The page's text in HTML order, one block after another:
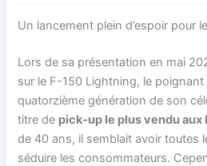
Un lancement plein d’espoir pour
Lors de sa présentation en mai
sur le F-150 Lightning, le
quatorzième génération de son
titre de pick-up le plus vendu aux
de 40 ans, il semblait avoir toutes
séduire les consommateurs.